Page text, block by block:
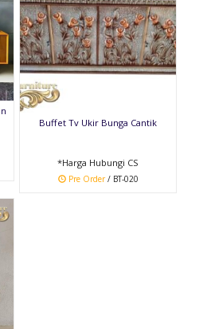
Buffet Tv Ukir Bunga Cantik
*Harga Hubungi CS
Pre Order/ BT-020